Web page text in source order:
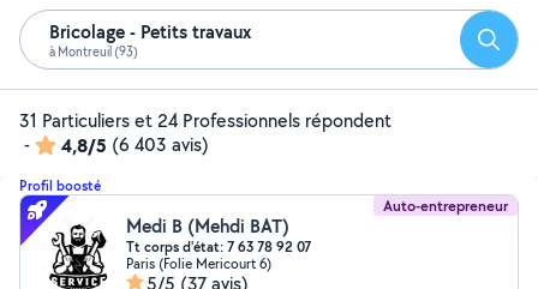
Bricolage - Petits travaux
à Montreuil (93)
31 Particuliers et 24 Professionnels répondent
-
4,8/5 (6 403 avis)
Profil boosté
Auto-entrepreneur
Medi B (Mehdi BAT)
Tt corps d'état: 7 63 78 92 07
Paris (Folie Mericourt 6)
5/5 (37 avis)